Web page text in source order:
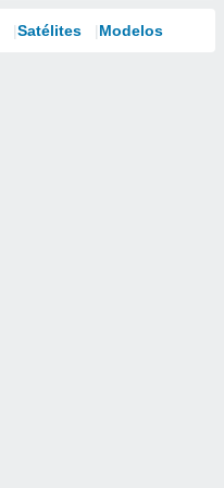
Satélites Modelos